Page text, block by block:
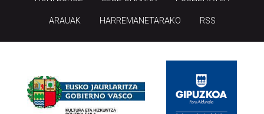
ARAUAK HARREMANETARAKO RSS